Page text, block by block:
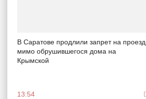
В Саратове продлили запрет на проезд
мимо обрушившегося дома на
Крымской
13:54